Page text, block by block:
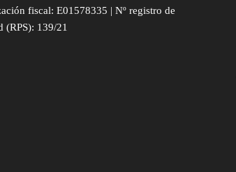
fiscal: E01578335 | Nº registro de
(RPS): 139/21